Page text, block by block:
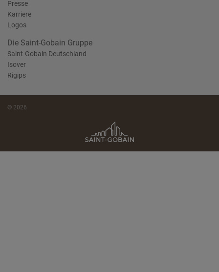
Presse
Karriere
Logos
Die Saint-Gobain Gruppe
Saint-Gobain Deutschland
Isover
Rigips
© 2026